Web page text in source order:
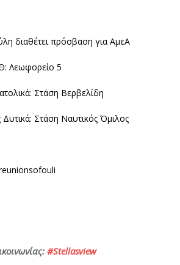
διαθέτει πρόσβαση για ΑμεΑ
Λεωφορείο 5
Στάση Βερβελίδη
Στάση Ναυτικός Όμιλος
#Stellasview